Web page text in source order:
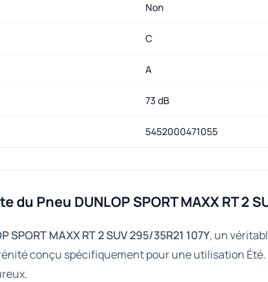
Non
C
A
73 dB
5452000471055
Pneu DUNLOP SPORT MAXX RT 2
SPORT MAXX RT 2 SUV 295/35R21 107Y, un
conçu spécifiquement pour une utilisation